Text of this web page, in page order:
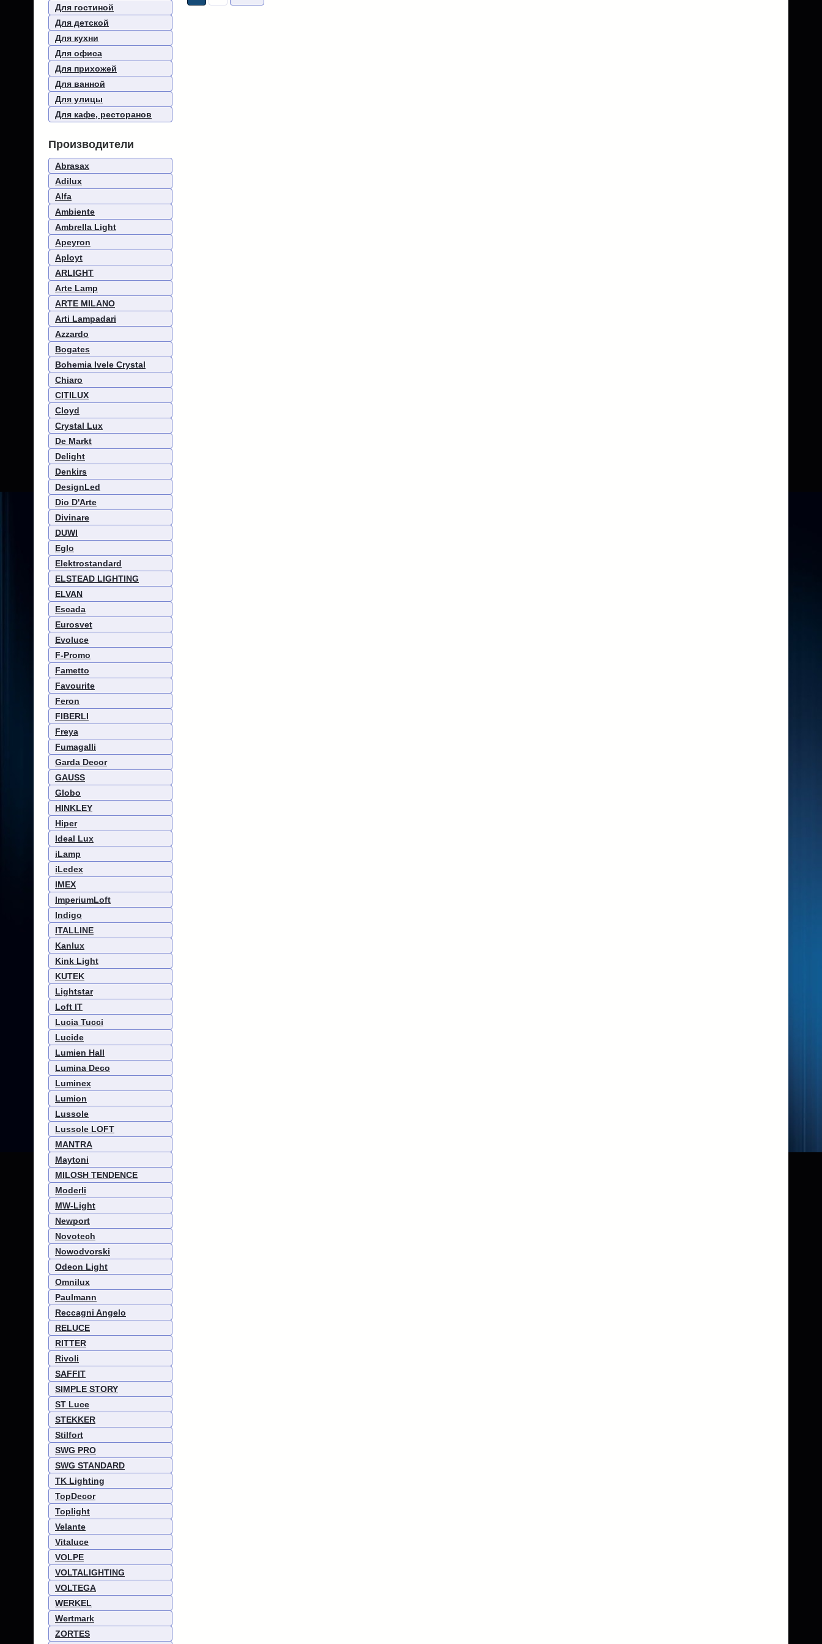
Для гостиной
Для детской
Для кухни
Для офиса
Для прихожей
Для ванной
Для улицы
Для кафе, ресторанов
Производители
Abrasax
Adilux
Alfa
Ambiente
Ambrella Light
Apeyron
Aployt
ARLIGHT
Arte Lamp
ARTE MILANO
Arti Lampadari
Azzardo
Bogates
Bohemia Ivele Crystal
Chiaro
CITILUX
Cloyd
Crystal Lux
De Markt
Delight
Denkirs
DesignLed
Dio D'Arte
Divinare
DUWI
Eglo
Elektrostandard
ELSTEAD LIGHTING
ELVAN
Escada
Eurosvet
Evoluce
F-Promo
Fametto
Favourite
Feron
FIBERLI
Freya
Fumagalli
Garda Decor
GAUSS
Globo
HINKLEY
Hiper
Ideal Lux
iLamp
iLedex
IMEX
ImperiumLoft
Indigo
ITALLINE
Kanlux
Kink Light
KUTEK
Lightstar
Loft IT
Lucia Tucci
Lucide
Lumien Hall
Lumina Deco
Luminex
Lumion
Lussole
Lussole LOFT
MANTRA
Maytoni
MILOSH TENDENCE
Moderli
MW-Light
Newport
Novotech
Nowodvorski
Odeon Light
Omnilux
Paulmann
Reccagni Angelo
RELUCE
RITTER
Rivoli
SAFFIT
SIMPLE STORY
ST Luce
STEKKER
Stilfort
SWG PRO
SWG STANDARD
TK Lighting
TopDecor
Toplight
Velante
Vitaluce
VOLPE
VOLTALIGHTING
VOLTEGA
WERKEL
Wertmark
ZORTES